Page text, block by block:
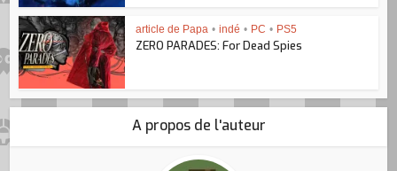
article de Papa • indé • PC • PS5
ZERO PARADES: For Dead Spies
A propos de l'auteur